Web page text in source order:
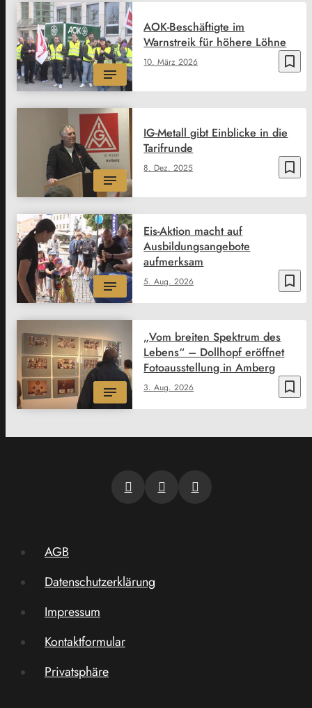
bookmark_border
10. März 2026
AOK-Beschäftigte im
Warnstreik für höhere Löhne
bookmark_border
8. Dez. 2025
IG-Metall gibt Einblicke in die
Tarifrunde
bookmark_border
5. Aug. 2026
Eis-Aktion macht auf
Ausbildungsangebote
aufmerksam
bookmark_border
3. Aug. 2026
„Vom breiten Spektrum des
Lebens“ – Dollhopf eröffnet
Fotoausstellung in Amberg
AGB
Datenschutzerklärung
Impressum
Kontaktformular
Privatsphäre